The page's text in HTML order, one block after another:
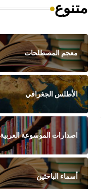
متنوع
معجم المصطلحات
الأطلس الجغرافي
اصدارات الموسوعة العربية
أسماء الباحثين